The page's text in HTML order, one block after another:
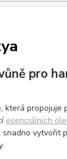
pro
která propojuje
esenciálních
vytvořit